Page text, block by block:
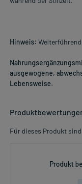
Hinweis:
ausgewogene,
Lebensweise.
Für dieses Produkt
Produkt